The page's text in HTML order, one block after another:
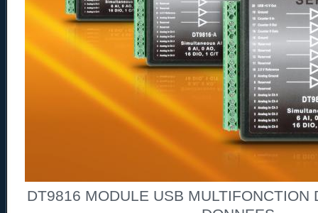
DT9816 MODULE USB MULTIFONCTION